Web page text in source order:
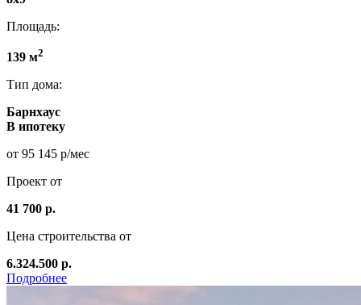
Площадь:
139 м2
Тип дома:
Барнхаус
В ипотеку
от 95 145 р/мес
Проект от
41 700 р.
Цена строительства от
6.324.500 р.
Подробнее